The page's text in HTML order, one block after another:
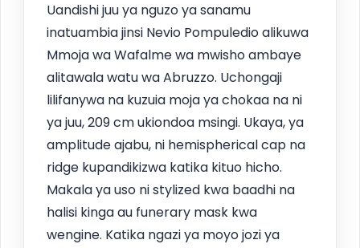
Uandishi juu ya nguzo ya sanamu
inatuambia jinsi Nevio Pompuledio alikuwa
Mmoja wa Wafalme wa mwisho ambaye
alitawala watu wa Abruzzo. Uchongaji
lilifanywa na kuzuia moja ya chokaa na ni
ya juu, 209 cm ukiondoa msingi. Ukaya, ya
amplitude ajabu, ni hemispherical cap na
ridge kupandikizwa katika kituo hicho.
Makala ya uso ni stylized kwa baadhi na
halisi kinga au funerary mask kwa
wengine. Katika ngazi ya moyo jozi ya